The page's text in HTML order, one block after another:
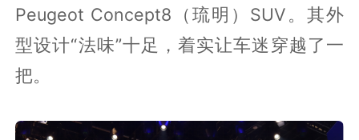
Peugeot Concept8（琉明）SUV。其外
型设计“法味”十足，着实让车迷穿越了一
把。